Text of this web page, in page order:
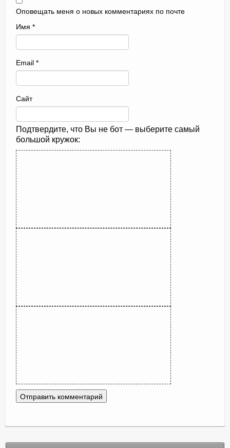
Оповещать меня о новых комментариях по почте
Имя *
Email *
Сайт
Подтвердите, что Вы не бот — выберите самый
большой кружок: